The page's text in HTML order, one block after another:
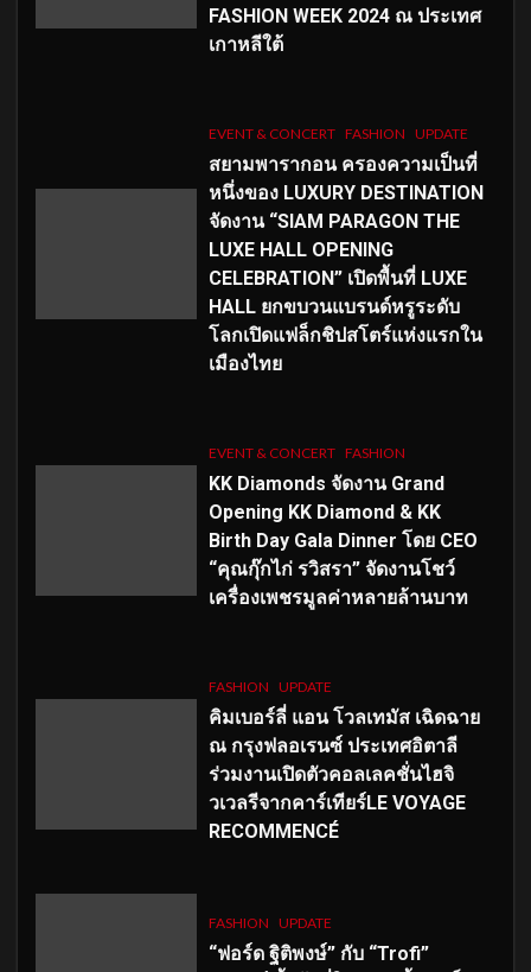
FASHION WEEK 2024 ณ ประเทศ
เกาหลีใต้
EVENT & CONCERT FASHION UPDATE
สยามพารากอน ครองความเป็นที่
หนึ่งของ LUXURY DESTINATION
จัดงาน “SIAM PARAGON THE
LUXE HALL OPENING
CELEBRATION” เปิดพื้นที่ LUXE
HALL ยกขบวนแบรนด์หรูระดับ
โลกเปิดแฟล็กชิปสโตร์แห่งแรกใน
เมืองไทย
EVENT & CONCERT FASHION
KK Diamonds จัดงาน Grand
Opening KK Diamond & KK
Birth Day Gala Dinner โดย CEO
“คุณกุ๊กไก่ รวิสรา” จัดงานโชว์
เครื่องเพชรมูลค่าหลายล้านบาท
FASHION UPDATE
คิมเบอร์ลี่ แอน โวลเทมัส เฉิดฉาย
ณ กรุงฟลอเรนซ์ ประเทศอิตาลี
ร่วมงานเปิดตัวคอลเลคชั่นไฮจิ
วเวลรีจากคาร์เทียร์LE VOYAGE
RECOMMENCÉ
FASHION UPDATE
“ฟอร์ด ฐิติพงษ์” กับ “Trofi”